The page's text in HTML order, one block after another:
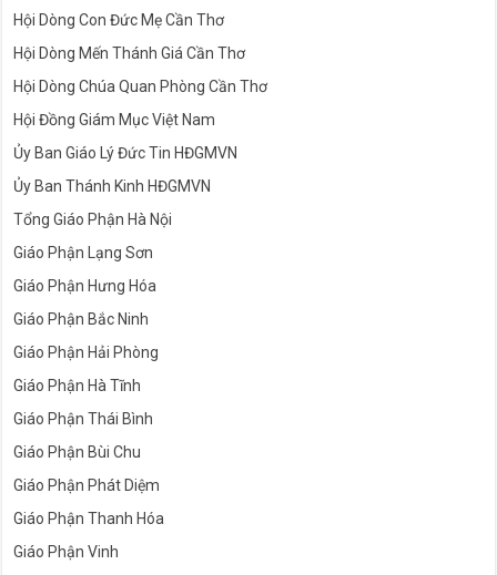
Hội Dòng Con Đức Mẹ Cần Thơ
Hội Dòng Mến Thánh Giá Cần Thơ
Hội Dòng Chúa Quan Phòng Cần Thơ
Hội Đồng Giám Mục Việt Nam
Ủy Ban Giáo Lý Đức Tin HĐGMVN
Ủy Ban Thánh Kinh HĐGMVN
Tổng Giáo Phận Hà Nội
Giáo Phận Lạng Sơn
Giáo Phận Hưng Hóa
Giáo Phận Bắc Ninh
Giáo Phận Hải Phòng
Giáo Phận Hà Tĩnh
Giáo Phận Thái Bình
Giáo Phận Bùi Chu
Giáo Phận Phát Diệm
Giáo Phận Thanh Hóa
Giáo Phận Vinh